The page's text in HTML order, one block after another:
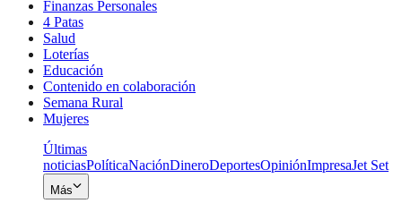
Finanzas Personales
4 Patas
Salud
Loterías
Educación
Contenido en colaboración
Semana Rural
Mujeres
Últimas
noticiasPolíticaNaciónDineroDeportesOpiniónImpresaJet Set
Más